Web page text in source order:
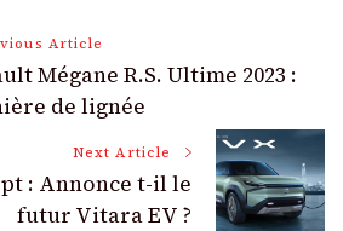
Article
Mégane R.S. Ultime 2023 :
de lignée
Next Article
: Annonce t-il le
futur Vitara EV ?